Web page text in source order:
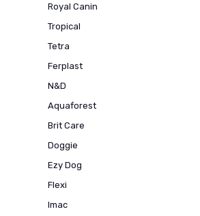
Royal Canin
Tropical
Tetra
Ferplast
N&D
Aquaforest
Brit Care
Doggie
Ezy Dog
Flexi
Imac